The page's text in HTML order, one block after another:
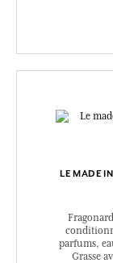
LE MADE
parfums,
Grasse